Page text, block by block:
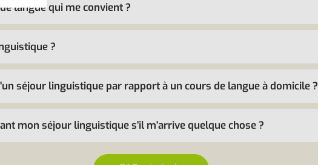
langue qui me convient ?
?
séjour linguistique par rapport à un cours de langue à domicile ?
mon séjour linguistique s'il m'arrive quelque chose ?